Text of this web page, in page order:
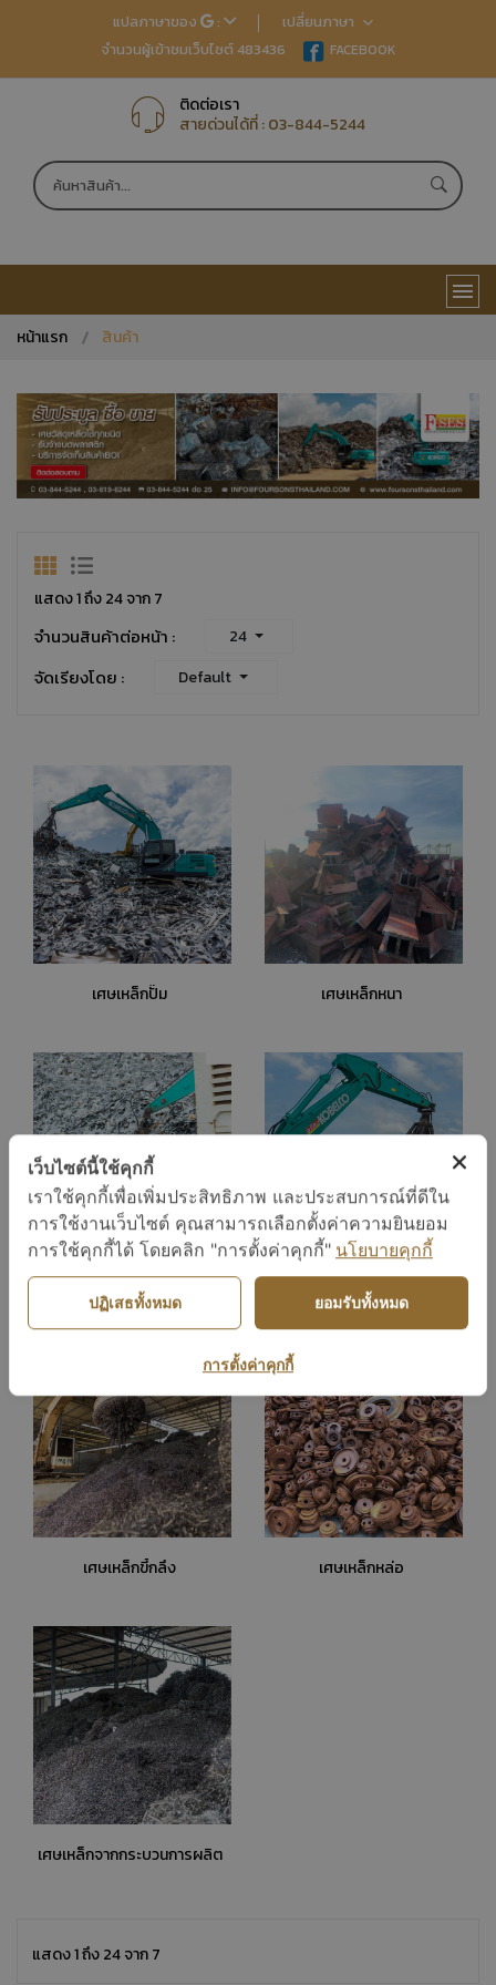
แปลภาษาของ :
TH EN
CN
เปลี่ยนภาษา
จำนวนผู้เข้าชมเว็บไซต์ 483436
FACEBOOK
ติดต่อเรา
สายด่วนได้ที่ :03-844-5244
หน้าแรก สินค้า
แสดง 1 ถึง 24 จาก 7
จำนวนสินค้าต่อหน้า : 24
จัดเรียงโดย : Default
เศษเหล็กปั๊ม เศษเหล็กหนา
เศษเหล็กบาง เศษเหล็กลูกอัด
เศษเหล็กขี้กลึง เศษเหล็กหล่อ
เศษเหล็กจากกระบวนการผลิต
แสดง 1 ถึง 24 จาก 7
เว็บไซต์นี้ใช้คุกกี้
เราใช้คุกกี้เพื่อเพิ่มประสิทธิภาพ และประสบการณ์ที่ดีใน
การใช้งานเว็บไซต์ คุณสามารถเลือกตั้งค่าความยินยอม
การใช้คุกกี้ได้ โดยคลิก "การตั้งค่าคุกกี้" นโยบายคุกกี้
ปฏิเสธทั้งหมด ยอมรับทั้งหมด
การตั้งค่าคุกกี้